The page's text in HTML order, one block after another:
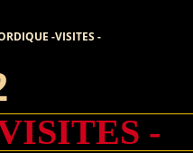
-VISITES -
-